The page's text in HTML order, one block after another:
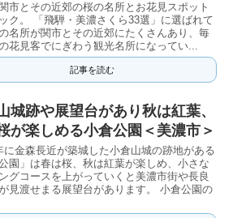
市とその近郊の桜の名所とお花見スポット
ク。 「飛騨・美濃さくら33選」に選ばれて
名所が関市とその近郊にたくさんあり、毎
花見客でにぎわう観光名所になってい...
記事を読む
城跡や展望台があり秋は紅葉、
が楽しめる小倉公園＜美濃市＞
に金森長近が築城した小倉山城の跡地がある
公園」は春は桜、秋は紅葉が楽しめ、小さな
グコースを上がっていくと美濃市街や長良
見渡せまる展望台があります。 小倉公園の